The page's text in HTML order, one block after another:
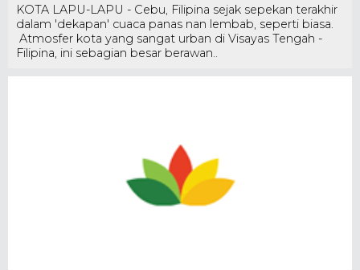
KOTA LAPU-LAPU - Cebu, Filipina sejak sepekan terakhir
dalam 'dekapan' cuaca panas nan lembab, seperti biasa.
Atmosfer kota yang sangat urban di Visayas Tengah -
Filipina, ini sebagian besar berawan..